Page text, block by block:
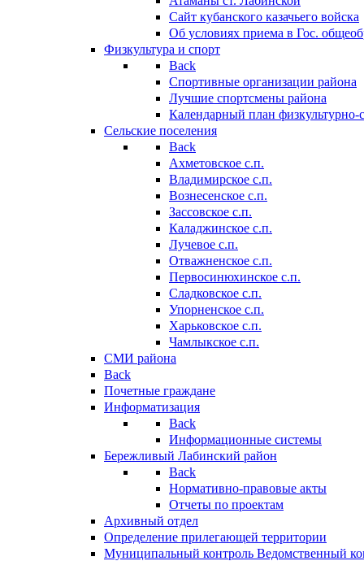
Cайт кубанского казачьего войска
Об условиях приема в Гос.
Физкультура и спорт
Back
Спортивные организации района
Лучшие спортсмены района
Календарный план
Сельские поселения
Back
Ахметовское с.п.
Владимирское с.п.
Вознесенское с.п.
Зассовское с.п.
Каладжинское с.п.
Лучевое с.п.
Отважненское с.п.
Первосинюхинское с.п.
Сладковское с.п.
Упорненское с.п.
Харьковское с.п.
Чамлыкское с.п.
СМИ района
Back
Почетные граждане
Информатизация
Back
Информационные системы
Бережливый Лабинский район
Back
Нормативно-правовые акты
Отчеты по проектам
Архивный отдел
Определение прилегающей территории
Муниципальный контроль Ведомственный